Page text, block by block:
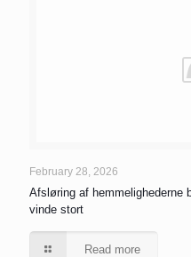
February 28, 2026
Afsløring af hemmelighederne
vinde stort
Read more